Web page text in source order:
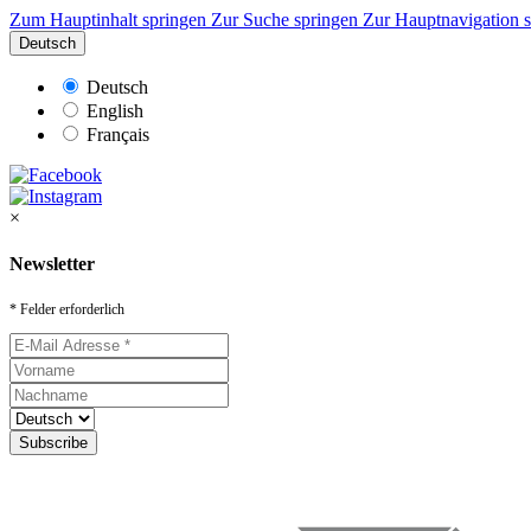
Zum Hauptinhalt springen Zur Suche springen Zur Hauptnavigation
Deutsch
Deutsch
English
Français
×
Newsletter
* Felder erforderlich